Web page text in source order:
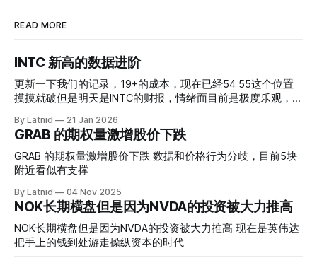
READ MORE
INTC 新高的数据进阶
更新一下我们的记录，19+的成本，现在已经54 55这个位置
摸摸就破但是明天是INTC的财报，情绪面目前是极度乐观，反
是突破前的支撑CC感觉可以做，放远些, 因为18A的经验还未
真正得到普遍大众的关注，当然财报可以继续出新消息顶一下
压力位置。 数据在70驻扎 整体呈现 47 – 60 短期位置
By Latnid 21 Jan 2026
GRAB 的期权量激增股价下跌
GRAB 的期权量激增股价下跌 数据和价格行为分歧，目前5块
附近看似有支撑
By Latnid 04 Nov 2025
NOK长期横盘但是因为NVDA的投资被大力推高
NOK长期横盘但是因为NVDA的投资被大力推高 现在是英伟达
把手上的钱到处游走操纵资本的时代